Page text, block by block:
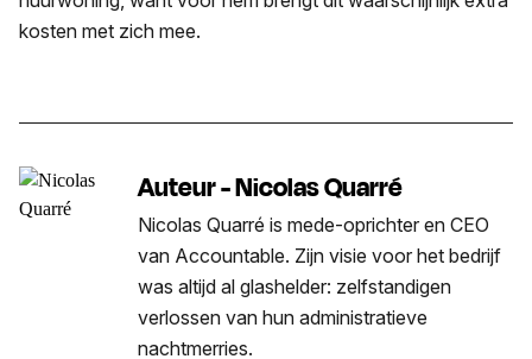
kosten met zich mee.
Auteur - Nicolas Quarré
Nicolas Quarré is mede-oprichter en CEO
van Accountable. Zijn visie voor het bedrijf
was altijd al glashelder: zelfstandigen
verlossen van hun administratieve
nachtmerries.